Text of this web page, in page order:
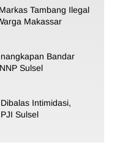
Tambang Ilegal
Makassar
Bandar
Sulsel
Intimidasi,
Sulsel